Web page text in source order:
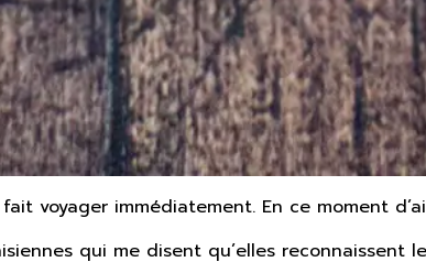
voyager immédiatement. En ce moment
qui me disent qu’elles